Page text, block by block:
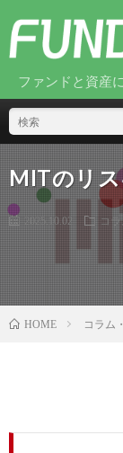
ファンドと資産
MITのリ
2025.10.02 コ
HOME コラム